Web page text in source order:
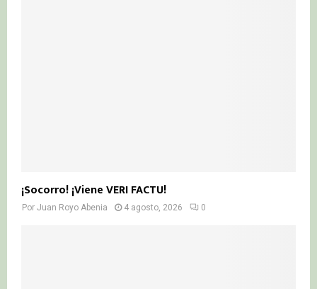
¡Socorro! ¡Viene VERI FACTU!
Por Juan Royo Abenia 4 agosto, 2026 0